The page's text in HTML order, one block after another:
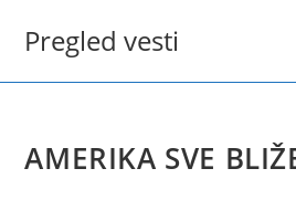
Pregled vesti
AMERIKA SVE